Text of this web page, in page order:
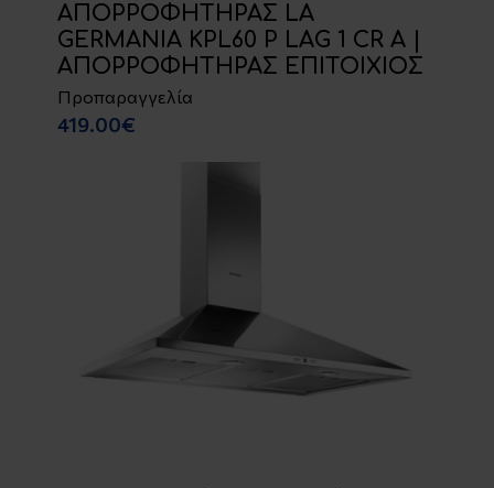
ΑΠΟΡΡΟΦΗΤΗΡΑΣ LA
GERMANIA KPL60 P LAG 1 CR A |
ΑΠΟΡΡΟΦΗΤΗΡΑΣ ΕΠΙΤΟΙΧΙΟΣ
Προπαραγγελία
419.00€